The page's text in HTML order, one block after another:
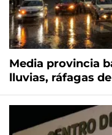
Media provincia
lluvias, ráfagas